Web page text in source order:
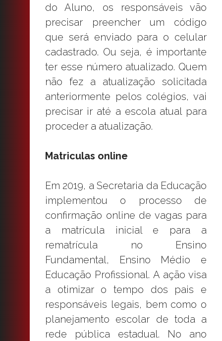
do Aluno, os responsáveis vão
precisar preencher um código
que será enviado para o celular
cadastrado. Ou seja, é importante
ter esse número atualizado. Quem
não fez a atualização solicitada
anteriormente pelos colégios, vai
precisar ir até a escola atual para
proceder a atualização.
Matriculas online
Em 2019, a Secretaria da Educação
implementou o processo de
confirmação online de vagas para
a matrícula inicial e para a
rematrícula no Ensino
Fundamental, Ensino Médio e
Educação Profissional. A ação visa
a otimizar o tempo dos pais e
responsáveis legais, bem como o
planejamento escolar de toda a
rede pública estadual. No ano